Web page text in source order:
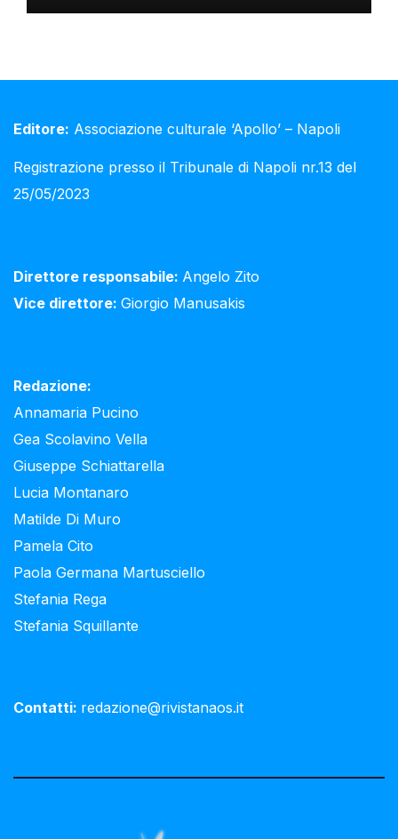
Editore: Associazione culturale ‘Apollo’ – Napoli
Registrazione presso il Tribunale di Napoli nr.13 del
25/05/2023
Direttore responsabile: Angelo Zito
Vice direttore: Giorgio Manusakis
Redazione:
Annamaria Pucino
Gea Scolavino Vella
Giuseppe Schiattarella
Lucia Montanaro
Matilde Di Muro
Pamela Cito
Paola Germana Martusciello
Stefania Rega
Stefania Squillante
Contatti: redazione@rivistanaos.it